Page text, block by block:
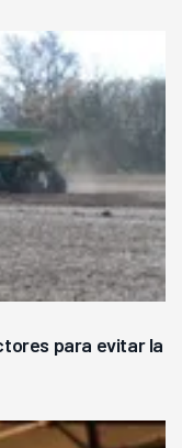
para evitar la